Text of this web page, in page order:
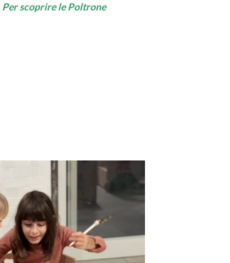
Per scoprire le Poltrone